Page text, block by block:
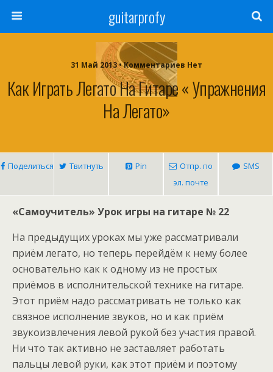
guitarprofy
31 Май 2013 • Комментариев Нет
Как Играть Легато На Гитаре « Упражнения
На Легато»
Поделиться Твитнуть Pin
Отпр. по
эл. почте
SMS
«Самоучитель» Урок игры на гитаре № 22
На предыдущих уроках мы уже рассматривали
приём легато, но теперь перейдём к нему более
основательно как к одному из не простых
приёмов в исполнительской технике на гитаре.
Этот приём надо рассматривать не только как
связное исполнение звуков, но и как приём
звукоизвлечения левой рукой без участия правой.
Ни что так активно не заставляет работать
пальцы левой руки, как этот приём и поэтому